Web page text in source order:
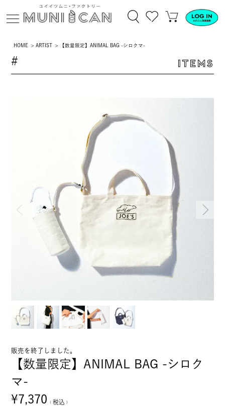
HOME ARTIST 【数量限定】ANIMAL BAG -シロクマ-
# ITEMS
販売を終了しました。
【数量限定】ANIMAL BAG -シロク
マ-
¥7,370 税込